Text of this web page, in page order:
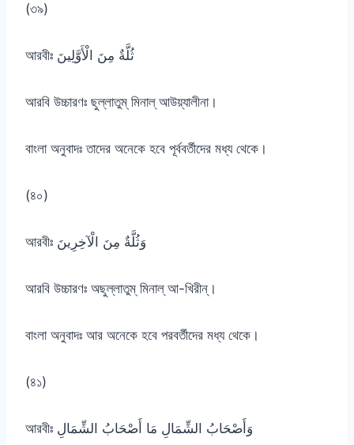
(৩৯)
আরবীঃ ثُلَّةٌ مِنَ الْأَوَّلِينَ
আরবি উচ্চারণঃ ছুল্লাতুম্ মিনাল্ আউয়্যালীনা।
বাংলা অনুবাদঃ তাদের অনেকে হবে পূর্ববর্তীদের মধ্য থেকে।
(৪০)
আরবীঃ وَثُلَّةٌ مِنَ الْآخِرِينَ
আরবি উচ্চারণঃ অছুল্লাতুম্ মিনাল্ আ-খিরীন্।
বাংলা অনুবাদঃ আর অনেকে হবে পরবর্তীদের মধ্য থেকে।
(৪১)
আরবীঃ وَأَصْحَابُ الشِّمَالِ مَا أَصْحَابُ الشِّمَالِ